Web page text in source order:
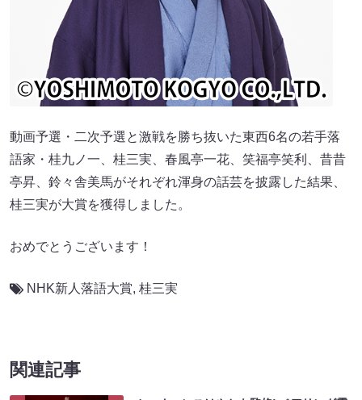
動画予選・二次予選と激戦を勝ち抜いた東西6名の若手落
語家・桂九ノ一、桂三実、春風亭一花、笑福亭笑利、昔昔
亭昇、鈴々舎美馬がそれぞれ渾身の話芸を披露した結果、
桂三実が大賞を獲得しました。
おめでとうございます！
NHK新人落語大賞, 桂三実
関連記事